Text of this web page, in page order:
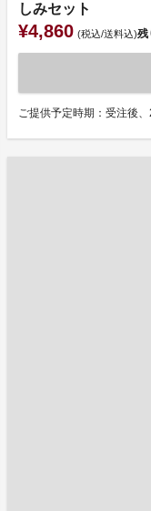
しみセット
¥4,860 (税込/送料込)残
ご提供予定時期：受注後